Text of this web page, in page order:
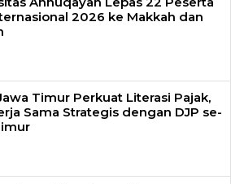
2026 ke Makkah dan
Timur Perkuat Literasi Pajak,
Sama Strategis dengan DJP se-